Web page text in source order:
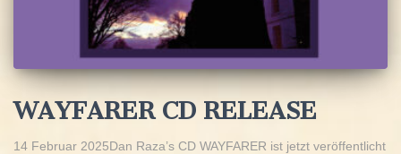
WAYFARER CD RELEASE
14 Februar 2025Dan Raza’s CD WAYFARER ist jetzt veröffentlicht